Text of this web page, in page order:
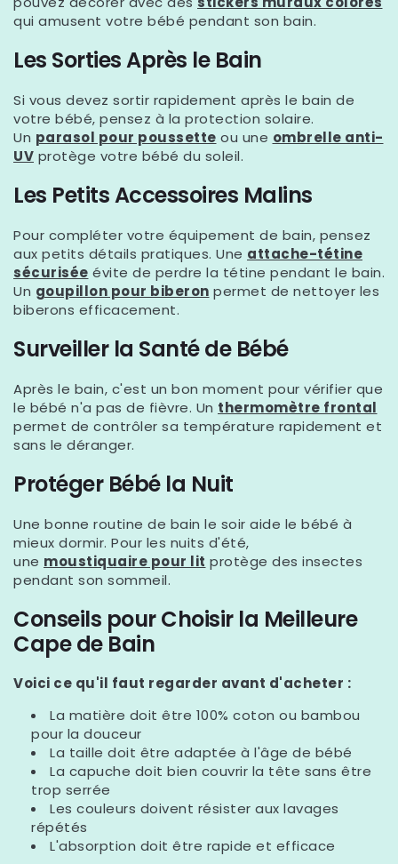
qui amusent votre bébé pendant son bain.
Les Sorties Après le Bain
Si vous devez sortir rapidement après le bain de
votre bébé, pensez à la protection solaire.
Un parasol pour poussette ou une ombrelle anti-
UV protège votre bébé du soleil.
Les Petits Accessoires Malins
Pour compléter votre équipement de bain, pensez
aux petits détails pratiques. Une attache-tétine
sécurisée évite de perdre la tétine pendant le bain.
Un goupillon pour biberon permet de nettoyer les
biberons efficacement.
Surveiller la Santé de Bébé
Après le bain, c'est un bon moment pour vérifier que
le bébé n'a pas de fièvre. Un thermomètre frontal
permet de contrôler sa température rapidement et
sans le déranger.
Protéger Bébé la Nuit
Une bonne routine de bain le soir aide le bébé à
mieux dormir. Pour les nuits d'été,
une moustiquaire pour lit protège des insectes
pendant son sommeil.
Conseils pour Choisir la Meilleure
Cape de Bain
Voici ce qu'il faut regarder avant d'acheter :
La matière doit être 100% coton ou bambou
pour la douceur
La taille doit être adaptée à l'âge de bébé
La capuche doit bien couvrir la tête sans être
trop serrée
Les couleurs doivent résister aux lavages
répétés
L'absorption doit être rapide et efficace